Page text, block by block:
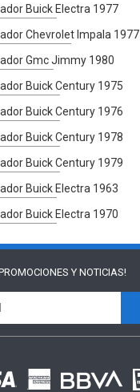
Buick Electra 1977
Chevrolet Impala 1977
Gmc Jimmy 1980
Buick Century 1975
Buick Century 1976
Buick Century 1978
Buick Century 1979
Buick Electra 1963
Buick Electra 1970
Y NOTICIAS!